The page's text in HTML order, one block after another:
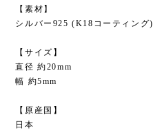
【素材】
シルバー925 (K18コーティング)
【サイズ】
直径 約20mm
幅 約5mm
【原産国】
日本